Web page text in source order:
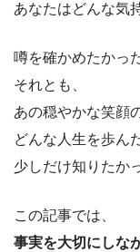
あなたはどんな気
噂を確かめたかっ
それとも、
あの穏やかな笑顔
どんな人生を歩ん
少しだけ知りたか
この記事では、
事実を大切にしな